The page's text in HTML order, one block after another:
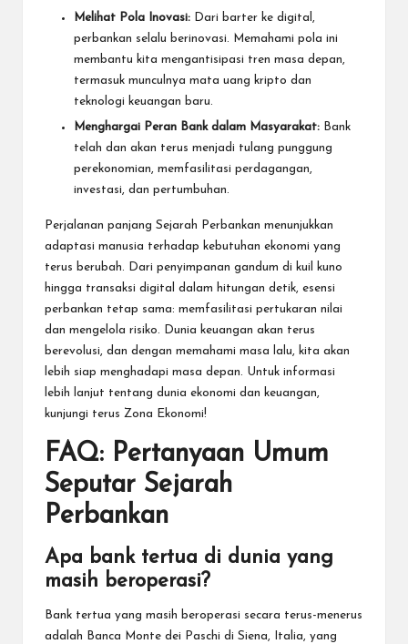
Melihat Pola Inovasi: Dari barter ke digital,
perbankan selalu berinovasi. Memahami pola ini
membantu kita mengantisipasi tren masa depan,
termasuk munculnya mata uang kripto dan
teknologi keuangan baru.
Menghargai Peran Bank dalam Masyarakat: Bank
telah dan akan terus menjadi tulang punggung
perekonomian, memfasilitasi perdagangan,
investasi, dan pertumbuhan.
Perjalanan panjang Sejarah Perbankan menunjukkan
adaptasi manusia terhadap kebutuhan ekonomi yang
terus berubah. Dari penyimpanan gandum di kuil kuno
hingga transaksi digital dalam hitungan detik, esensi
perbankan tetap sama: memfasilitasi pertukaran nilai
dan mengelola risiko. Dunia keuangan akan terus
berevolusi, dan dengan memahami masa lalu, kita akan
lebih siap menghadapi masa depan. Untuk informasi
lebih lanjut tentang dunia ekonomi dan keuangan,
kunjungi terus Zona Ekonomi!
FAQ: Pertanyaan Umum
Seputar Sejarah
Perbankan
Apa bank tertua di dunia yang
masih beroperasi?
Bank tertua yang masih beroperasi secara terus-menerus
adalah Banca Monte dei Paschi di Siena, Italia, yang